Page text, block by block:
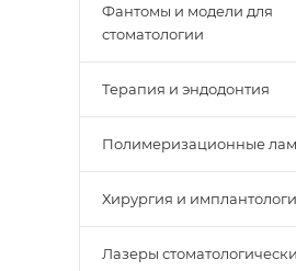
Фантомы и модели для
стоматологии
Терапия и эндодонтия
Полимеризационные
Хирургия и
Лазеры